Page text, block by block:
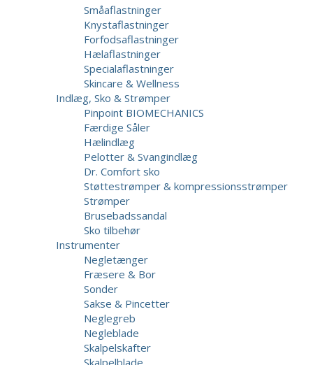
Småaflastninger
Knystaflastninger
Forfodsaflastninger
Hælaflastninger
Specialaflastninger
Skincare & Wellness
Indlæg, Sko & Strømper
Pinpoint BIOMECHANICS
Færdige Såler
Hælindlæg
Pelotter & Svangindlæg
Dr. Comfort sko
Støttestrømper & kompressionsstrømper
Strømper
Brusebadssandal
Sko tilbehør
Instrumenter
Negletænger
Fræsere & Bor
Sonder
Sakse & Pincetter
Neglegreb
Negleblade
Skalpelskafter
Skalpelblade